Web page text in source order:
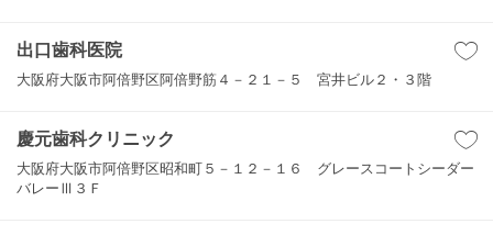
出口歯科医院
大阪府大阪市阿倍野区阿倍野筋４－２１－５ 宮井ビル２・３階
慶元歯科クリニック
大阪府大阪市阿倍野区昭和町５－１２－１６ グレースコートシーダー
バレーⅢ３Ｆ